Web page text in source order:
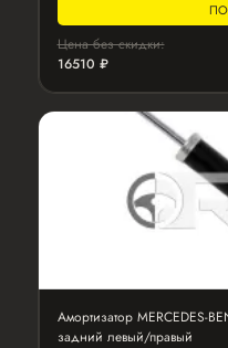
Цена без скидки:
16510 ₽
Амортизатор MERCEDES-
задний левый/правый